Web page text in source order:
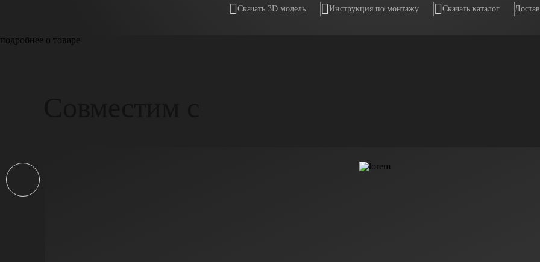
Скачать 3D модель Инструкция по монтажу Скачать каталог
подробнее о товаре